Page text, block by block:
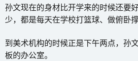
孙文现在的身材比开学来的时候还要
少，都是每天在学校打篮球、做俯卧撑
到美术机构的时候正是下午两点，孙
板的办公室。